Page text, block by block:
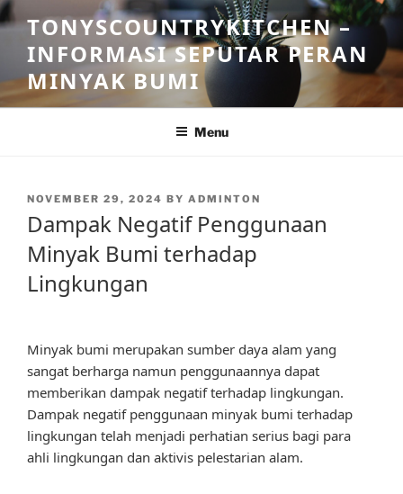
Skip
to
content
TONYSCOUNTRYKITCHEN –
INFORMASI SEPUTAR PERAN
MINYAK BUMI
Menu
POSTED
NOVEMBER 29, 2024 BY ADMINTON
Dampak Negatif Penggunaan
Minyak Bumi terhadap
Lingkungan
Minyak bumi merupakan sumber daya alam yang
sangat berharga namun penggunaannya dapat
memberikan dampak negatif terhadap lingkungan.
Dampak negatif penggunaan minyak bumi terhadap
lingkungan telah menjadi perhatian serius bagi para
ahli lingkungan dan aktivis pelestarian alam.